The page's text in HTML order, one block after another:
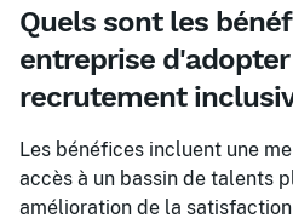
Quels sont les
entreprise
recrutement
Les bénéfices incluent une
accès à un bassin de talents
amélioration de la